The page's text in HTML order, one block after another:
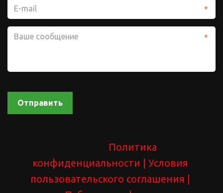
*
*
Отправить
Политика
конфиденциальности
| Условия
пользовательского соглашения